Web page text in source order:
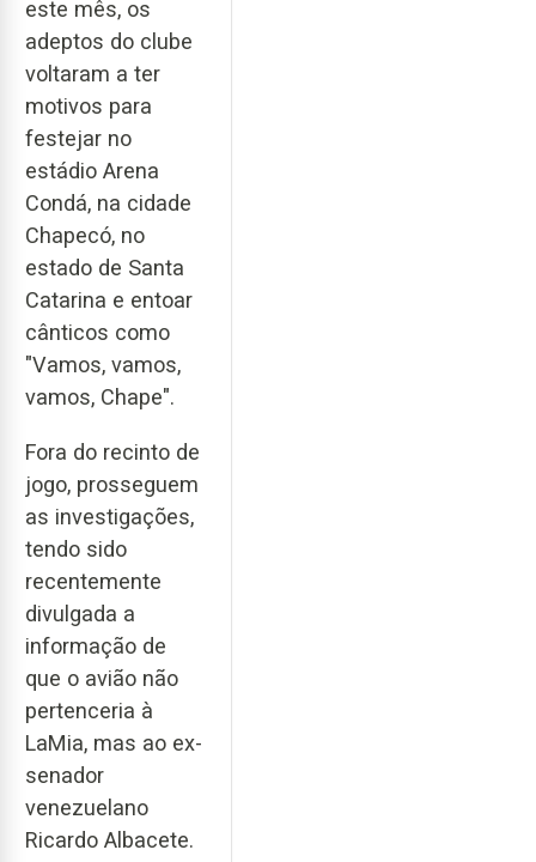
este mês, os
adeptos do clube
voltaram a ter
motivos para
festejar no
estádio Arena
Condá, na cidade
Chapecó, no
estado de Santa
Catarina e entoar
cânticos como
"Vamos, vamos,
vamos, Chape".
Fora do recinto de
jogo, prosseguem
as investigações,
tendo sido
recentemente
divulgada a
informação de
que o avião não
pertenceria à
LaMia, mas ao ex-
senador
venezuelano
Ricardo Albacete.